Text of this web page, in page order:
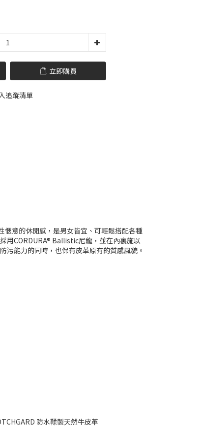
立即購買
追蹤清單
愜意的休閒感，是男女皆宜、可輕鬆搭配各種
用CORDURA® Ballistic尼龍，並在內裏施以
污能力的同時，也保有皮革原有的質感風貌。
防水鞣製天然牛皮革